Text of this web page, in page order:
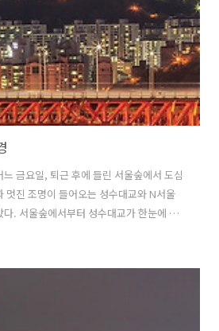
금요일, 퇴근 후에 들린 서울숲에서 도심
멋진 조명이 들어오는 성수대교와 N서울
. 서울숲에서부터 성수대교가 한눈에 보
롭혔던 것은 하루살이와 날파리 같은 벌레